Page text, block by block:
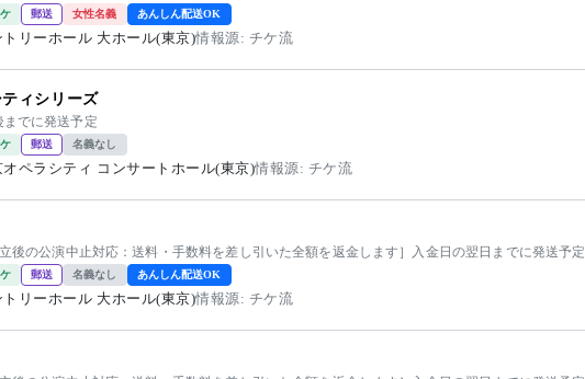
郵送 女性名義 あんしん配送OK
トリーホール 大ホール(東京)情報源: チケ流
ィシリーズ
でに発送予定
郵送 名義なし
オペラシティ コンサートホール(東京)情報源: チケ流
後の公演中止対応：送料・手数料を差し引いた全額を返金します］入金日の翌日までに発送予定
郵送 名義なし あんしん配送OK
トリーホール 大ホール(東京)情報源: チケ流